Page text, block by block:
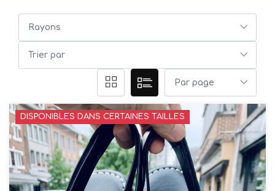
DISPONIBLES DANS CERTAINES TAILLES